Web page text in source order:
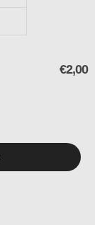
€2,00